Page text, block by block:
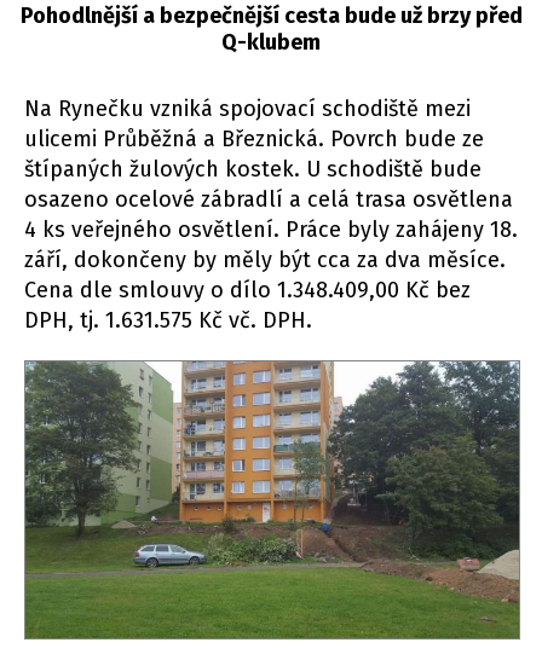
Pohodlnější a bezpečnější cesta bude už brzy před
Q-klubem
Na Rynečku vzniká spojovací schodiště mezi
ulicemi Průběžná a Březnická. Povrch bude ze
štípaných žulových kostek. U schodiště bude
osazeno ocelové zábradlí a celá trasa osvětlena
4 ks veřejného osvětlení. Práce byly zahájeny 18.
září, dokončeny by měly být cca za dva měsíce.
Cena dle smlouvy o dílo 1.348.409,00 Kč bez
DPH, tj. 1.631.575 Kč vč. DPH.